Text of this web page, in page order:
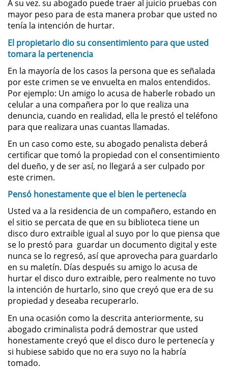
Simple Assault
Simple Battery
Domestic Violence
Child Abuse
Child Abduction
Child Neglect
Criminal Threats
Domestic Battery
Elder Abuse
Permanent Restraining Order
Posting Harmful Information on the
Internet
Restraining Orders
A su vez. su abogado puede traer al juicio pruebas con
mayor peso para de esta manera probar que usted no
tenía la intención de hurtar.
El propietario dio su consentimiento para que usted
tomara la pertenencia
En la mayoría de los casos la persona que es señalada
por este crimen se ve envuelta en malos entendidos.
Por ejemplo: Un amigo lo acusa de haberle robado un
celular a una compañera por lo que realiza una
denuncia, cuando en realidad, ella le prestó el teléfono
para que realizara unas cuantas llamadas.
En un caso como este, su abogado penalista deberá
certificar que tomó la propiedad con el consentimiento
del dueño, y de ser así, no llegará a ser culpado por
este crimen.
Pensó honestamente que el bien le pertenecía
Usted va a la residencia de un compañero, estando en
el sitio se percata de que en su biblioteca tiene un
disco duro extraible igual al suyo por lo que piensa que
se lo prestó para guardar un documento digital y este
nunca se lo regresó, así que aprovecha para guardarlo
en su maletín. Días después su amigo lo acusa de
hurtar el disco duro extraible, pero realmente no tuvo
la intención de hurtarlo, sino que creyó que era de su
propiedad y deseaba recuperarlo.
En una ocasión como la descrita anteriormente, su
abogado criminalista podrá demostrar que usted
honestamente creyó que el disco duro le pertenecía y
si hubiese sabido que no era suyo no la habría
tomado.